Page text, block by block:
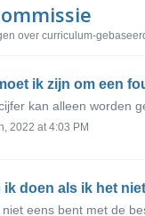
over curriculum-
ik zijn om een
kan alleen worden
2022 at 4:03 PM
eens bent met de